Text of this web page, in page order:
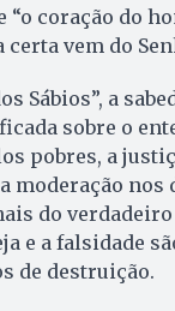
“o coração do
certa vem do
Sábios”, a
sobre o
pobres, a
moderação nos
do verdadeiro
e a falsidade
de destruição.